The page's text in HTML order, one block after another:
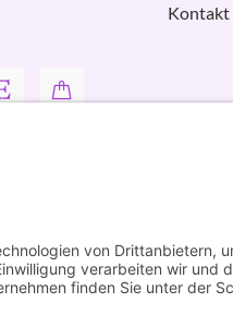
Kontakt